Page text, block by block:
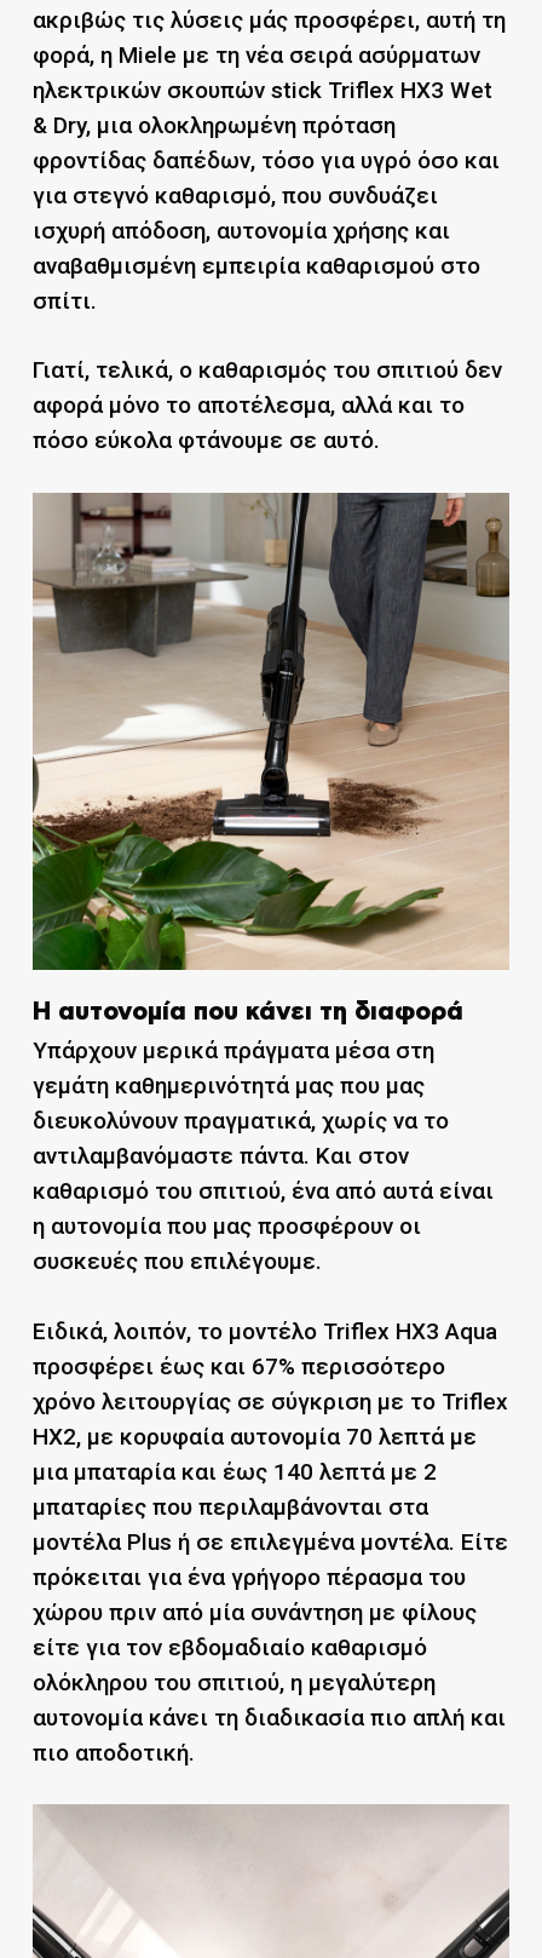
ακριβώς τις λύσεις μάς προσφέρει, αυτή τη
φορά, η Miele με τη νέα σειρά ασύρματων
ηλεκτρικών σκουπών stick Triflex HX3 Wet
& Dry, μια ολοκληρωμένη πρόταση
φροντίδας δαπέδων, τόσο για υγρό όσο και
για στεγνό καθαρισμό, που συνδυάζει
ισχυρή απόδοση, αυτονομία χρήσης και
αναβαθμισμένη εμπειρία καθαρισμού στο
σπίτι.
Γιατί, τελικά, ο καθαρισμός του σπιτιού δεν
αφορά μόνο το αποτέλεσμα, αλλά και το
πόσο εύκολα φτάνουμε σε αυτό.
Η αυτονομία που κάνει τη διαφορά
Υπάρχουν μερικά πράγματα μέσα στη
γεμάτη καθημερινότητά μας που μας
διευκολύνουν πραγματικά, χωρίς να το
αντιλαμβανόμαστε πάντα. Και στον
καθαρισμό του σπιτιού, ένα από αυτά είναι
η αυτονομία που μας προσφέρουν οι
συσκευές που επιλέγουμε.
Ειδικά, λοιπόν, το μοντέλο Triflex HX3 Aqua
προσφέρει έως και 67% περισσότερο
χρόνο λειτουργίας σε σύγκριση με το Triflex
HX2, με κορυφαία αυτονομία 70 λεπτά με
μια μπαταρία και έως 140 λεπτά με 2
μπαταρίες που περιλαμβάνονται στα
μοντέλα Plus ή σε επιλεγμένα μοντέλα. Είτε
πρόκειται για ένα γρήγορο πέρασμα του
χώρου πριν από μία συνάντηση με φίλους
είτε για τον εβδομαδιαίο καθαρισμό
ολόκληρου του σπιτιού, η μεγαλύτερη
αυτονομία κάνει τη διαδικασία πιο απλή και
πιο αποδοτική.